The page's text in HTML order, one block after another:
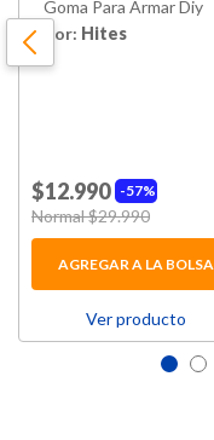
Goma Para Armar Diy
Por: Hites
57%
$12.990
Price reduced from
Normal $29.990
AGREGAR A LA BOLSA
Ver producto